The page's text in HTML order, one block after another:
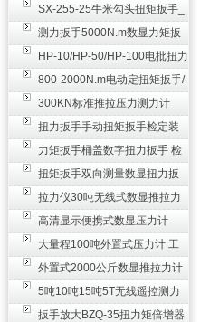
SX-255-25牛米勾头扭矩扳手_
螺栓紧固扭力扳手
测力扳手5000N.m数显力矩扳
手 非标扭力扳手工业级
HP-10/HP-50/HP-100电批扭力
测试仪,测量仪
800-2000N.m电动定扭矩扳手/
扭矩电动扳手
300KN标准推拉压力测力计
_0.3级数显压力仪
扭力扳手手动扭矩扳手检定装
置 50-100N扳手测量仪器
力矩扳手桶盖数字扭力扳手 检
测瓶盖拧紧扭矩工具
扭矩扳手双向测量数显扭力扳
手 2000N,m力矩扳手价格
拉力仪30吨无线式数显推拉力
计 数字显示测力计80T
高清显示便携式数显压力计
300N500n_手持电子测力计
大量程100吨外置式压力计 工
业用数显测力计价格
外置式2000公斤数显推拉力计
_数字拉力压力测试仪
5吨10吨15吨5T无线遥控测力
计_带遥控电子拉力计数显式
扳手放大BZQ-35扭力矩倍增器